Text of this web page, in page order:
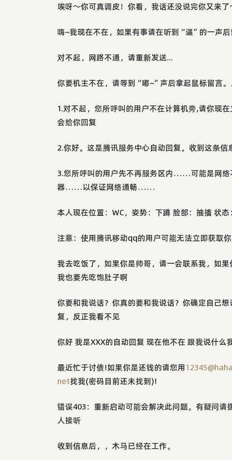
唉呀～你可真调皮！你看，我话还没说完你又来了
嗨~我现在不在，如果有事请在听到“逼”的一声后留
对不起，网路不通，请重新发送...
你要机主不在，请等到“嘟~”声后拿起鼠标留言。
1.对不起，您所呼叫的用户不在计算机旁,请你现
会给你回复
2.你好。这是腾讯服务中心自动回复。收到这条
3.您所呼叫的用户先不再服务区内……可能是网
器……以保证网络通畅……
本人现在位置：WC，姿势：下蹲 脸部：抽搐 状态
注意：使用腾讯移动qq的用户可能无法立即获取你
我去吃饭了，如果你是帅哥，请一会联系
我也要先吃饱肚子啊
你要和我说话？你真的要和我说话？你确定自己
复，反正我看不见
你好 我是XXX的自动回复 现在他不在 跟我说什么
最近忙于讨债!如果你是还钱的请您用
net找我(密码目前还未找到)!
错误403：重新启动可能会解决此问题。有疑问
人接听
收到信息后，，木马已经在工作。